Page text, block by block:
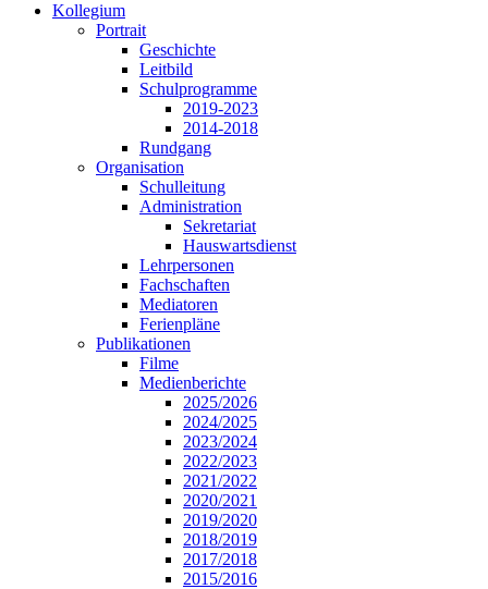
Kollegium
Portrait
Geschichte
Leitbild
Schulprogramme
2019-2023
2014-2018
Rundgang
Organisation
Schulleitung
Administration
Sekretariat
Hauswartsdienst
Lehrpersonen
Fachschaften
Mediatoren
Ferienpläne
Publikationen
Filme
Medienberichte
2025/2026
2024/2025
2023/2024
2022/2023
2021/2022
2020/2021
2019/2020
2018/2019
2017/2018
2015/2016